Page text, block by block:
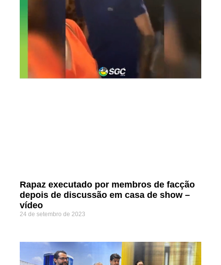
Rapaz executado por membros de facção
depois de discussão em casa de show –
vídeo
24 de setembro de 2023